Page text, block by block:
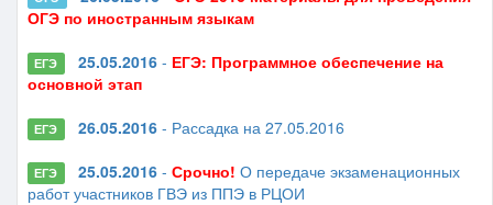
ОГЭ по иностранным языкам
ЕГЭ 25.05.2016- ЕГЭ: Программное обеспечение на
основной этап
ЕГЭ 26.05.2016- Рассадка на 27.05.2016
ЕГЭ 25.05.2016- Срочно! О передаче экзаменационных
работ участников ГВЭ из ППЭ в РЦОИ